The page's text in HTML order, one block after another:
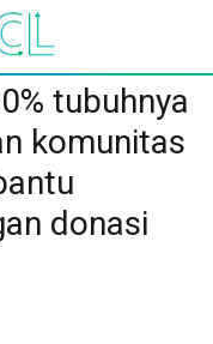
tubuhnya
komunitas
donasi